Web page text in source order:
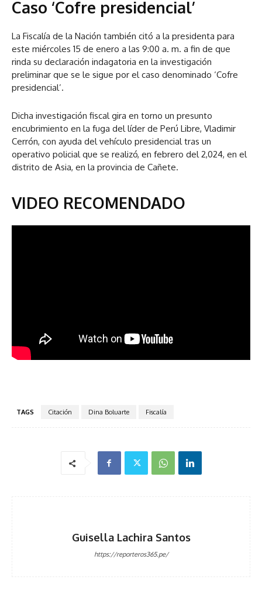
Caso ‘Cofre presidencial’
La Fiscalía de la Nación también citó a la presidenta para
este miércoles 15 de enero a las 9:00 a. m. a fin de que
rinda su declaración indagatoria en la investigación
preliminar que se le sigue por el caso denominado ‘Cofre
presidencial’.
Dicha investigación fiscal gira en torno un presunto
encubrimiento en la fuga del líder de Perú Libre, Vladimir
Cerrón, con ayuda del vehículo presidencial tras un
operativo policial que se realizó, en febrero del 2,024, en el
distrito de Asia, en la provincia de Cañete.
VIDEO RECOMENDADO
TAGS Citación Dina Boluarte Fiscalía
Guisella Lachira Santos
https://reporteros365.pe/